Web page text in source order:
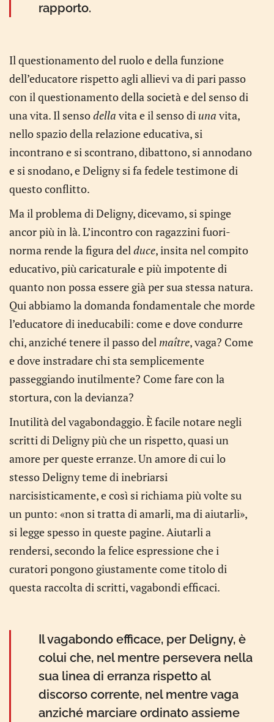
rapporto.
Il questionamento del ruolo e della funzione
dell’educatore rispetto agli allievi va di pari passo
con il questionamento della società e del senso di
una vita. Il sensodella vita e il senso di una vita,
nello spazio della relazione educativa, si
incontrano e si scontrano, dibattono, si annodano
e si snodano, e Deligny si fa fedele testimone di
questo conflitto.
Ma il problema di Deligny, dicevamo, si spinge
ancor più in là. L’incontro con ragazzini fuori-
norma rende la figura delduce, insita nel compito
educativo, più caricaturale e più impotente di
quanto non possa essere già per sua stessa natura.
Qui abbiamo la domanda fondamentale che morde
l’educatore di ineducabili: come e dove condurre
chi, anziché tenere il passo delmaître, vaga? Come
e dove instradare chi sta semplicemente
passeggiando inutilmente? Come fare con la
stortura, con la devianza?
Inutilità del vagabondaggio. È facile notare negli
scritti di Deligny più che un rispetto, quasi un
amore per queste erranze. Un amore di cui lo
stesso Deligny teme di inebriarsi
narcisisticamente, e così si richiama più volte su
un punto: «non si tratta di amarli, ma di aiutarli»,
si legge spesso in queste pagine. Aiutarli a
rendersi, secondo la felice espressione che i
curatori pongono giustamente come titolo di
questa raccolta di scritti, vagabondi efficaci.
Il vagabondo efficace, per Deligny, è
colui che, nel mentre persevera nella
sua linea di erranza rispetto al
discorso corrente, nel mentre vaga
anziché marciare ordinato assieme